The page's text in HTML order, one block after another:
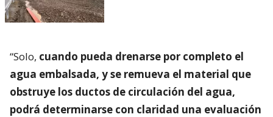
“Solo, cuando pueda drenarse por completo el
agua embalsada, y se remueva el material que
obstruye los ductos de circulación del agua,
podrá determinarse con claridad una evaluación